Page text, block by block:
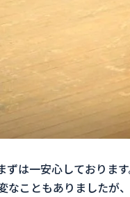
ずは一安心しておりま
なこともありましたが